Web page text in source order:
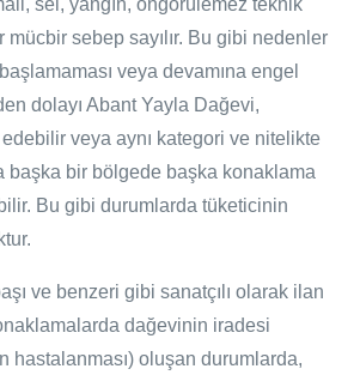
sel, yangın, öngörülemez teknik
mücbir sebep sayılır. Bu gibi nedenler
veya devamına engel
dolayı Abant Yayla Dağevi,
veya aynı kategori ve nitelikte
başka bir bölgede başka konaklama
Bu gibi durumlarda tüketicinin
ve benzeri gibi sanatçılı olarak ilan
dağevinin iradesi
hastalanması) oluşan durumlarda,